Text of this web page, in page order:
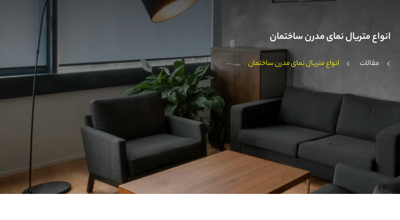
انواع متریال نمای مدرن ساختمان
مقالات انواع متریال نمای مدرن ساختمان